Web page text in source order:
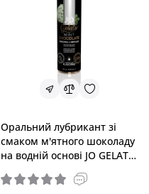
Оральний лубрикант зі
смаком м'ятного шоколаду
на водній основі JO GELATO
Mint Chocolate, 120 ml